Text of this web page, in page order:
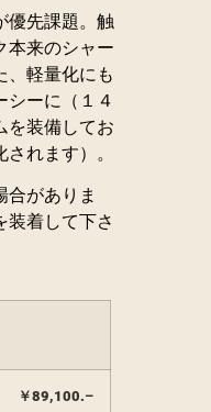
優先課題。触
本来のシャー
、軽量化にも
シーに（１４
を装備してお
れます）。
がありま
装着して下さ
￥89,100.–